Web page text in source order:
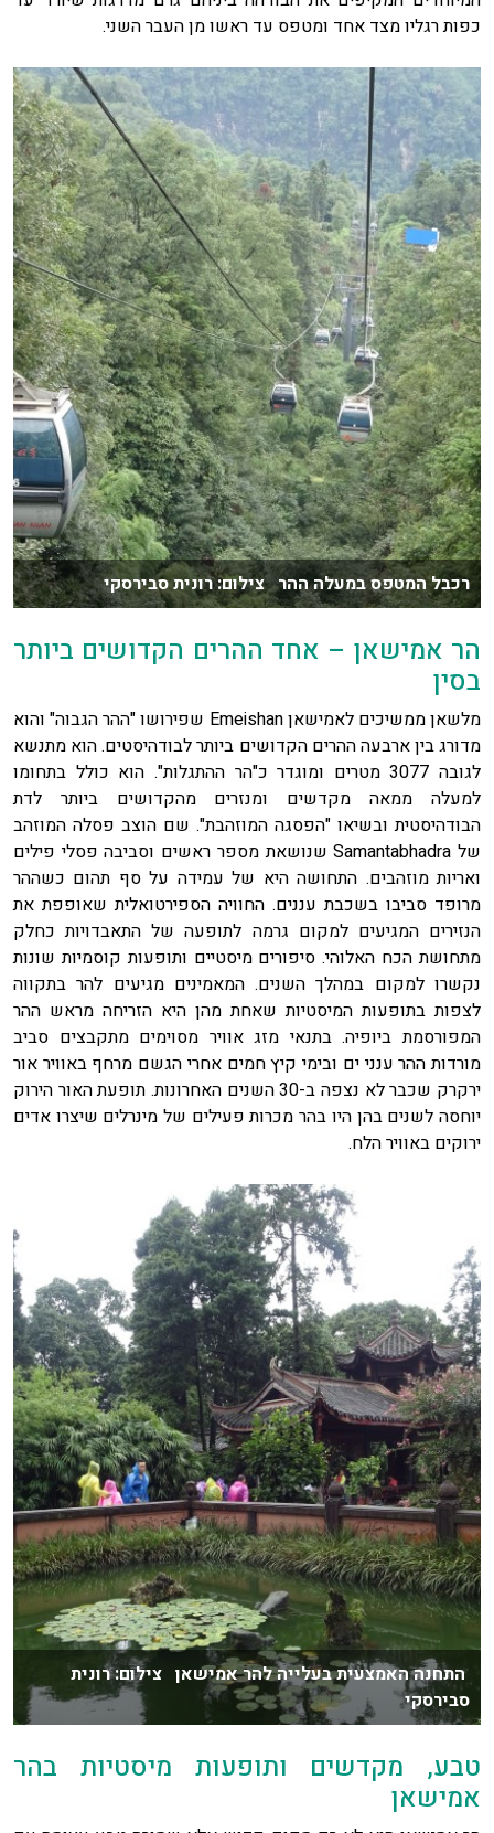
כפות רגליו מצד אחד ומטפס עד ראשו מן העבר השני.
רכבל המטפס במעלה ההר צילום: רונית סבירסקי
הר אמישאן – אחד ההרים הקדושים ביותר
בסין
מלשאן ממשיכים לאמישאן Emeishan שפירושו "ההר הגבוה" והוא
מדורג בין ארבעה ההרים הקדושים ביותר לבודהיסטים. הוא מתנשא
לגובה 3077 מטרים ומוגדר כ"הר ההתגלות". הוא כולל בתחומו
למעלה ממאה מקדשים ומנזרים מהקדושים ביותר לדת
הבודהיסטית ובשיאו "הפסגה המוזהבת". שם הוצב פסלה המוזהב
של Samantabhadra שנושאת מספר ראשים וסביבה פסלי פילים
ואריות מוזהבים. התחושה היא של עמידה על סף תהום כשההר
מרופד סביבו בשכבת עננים. החוויה הספירטואלית שאופפת את
הנזירים המגיעים למקום גרמה לתופעה של התאבדויות כחלק
מתחושת הכח האלוהי. סיפורים מיסטיים ותופעות קוסמיות שונות
נקשרו למקום במהלך השנים. המאמינים מגיעים להר בתקווה
לצפות בתופעות המיסטיות שאחת מהן היא הזריחה מראש ההר
המפורסמת ביופיה. בתנאי מזג אוויר מסוימים מתקבצים סביב
מורדות ההר ענני ים ובימי קיץ חמים אחרי הגשם מרחף באוויר אור
ירקרק שכבר לא נצפה ב-30 השנים האחרונות. תופעת האור הירוק
יוחסה לשנים בהן היו בהר מכרות פעילים של מינרלים שיצרו אדים
ירוקים באוויר הלח.
התחנה האמצעית בעלייה להר אמישאן צילום: רונית
סבירסקי
טבע, מקדשים ותופעות מיסטיות בהר
אמישאן